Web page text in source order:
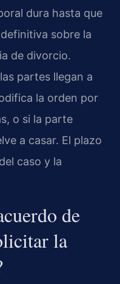
dura hasta que
sobre la
de divorcio.
partes llegan a
la orden por
o si la parte
a casar. El plazo
caso y la
de
la